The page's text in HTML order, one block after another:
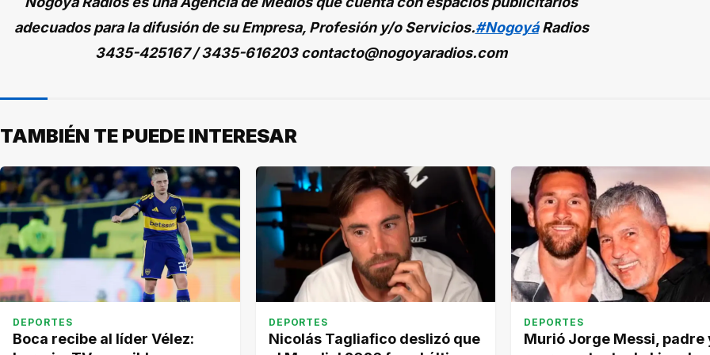
adecuados para la difusión de su Empresa, Profesión y/o Servicios.#NogoyáRadios
3435-425167 / 3435-616203 contacto@nogoyaradios.com
TAMBIÉN TE PUEDE INTERESAR
DEPORTES
Boca recibe al líder Vélez:
DEPORTES
Nicolás Tagliafico deslizó que
DEPORTES
Murió Jorge Messi, padre